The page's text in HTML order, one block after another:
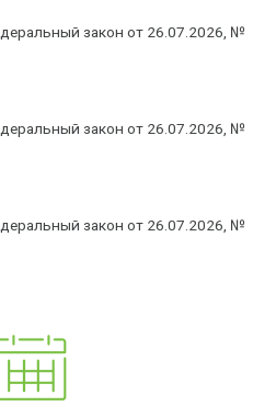
закон от 26.07.2026, №
закон от 26.07.2026, №
закон от 26.07.2026, №